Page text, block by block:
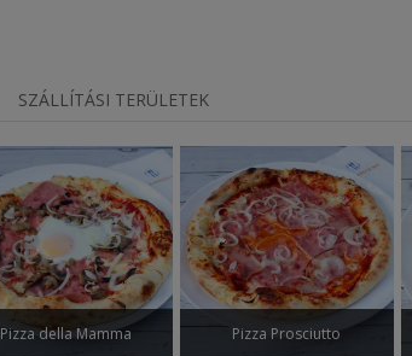
SZÁLLÍTÁSI TERÜLETEK
Pizza della Mamma Pizza Prosciutto